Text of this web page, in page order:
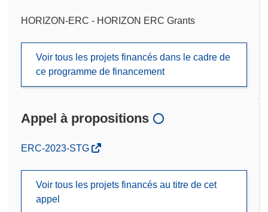
HORIZON-ERC - HORIZON ERC Grants
Voir tous les projets financés dans le cadre de
ce programme de financement
Appel à propositions
(s’ouvre
nouvelle
fenêtre)
ERC-2023-STG
Voir tous les projets financés au titre de cet
appel